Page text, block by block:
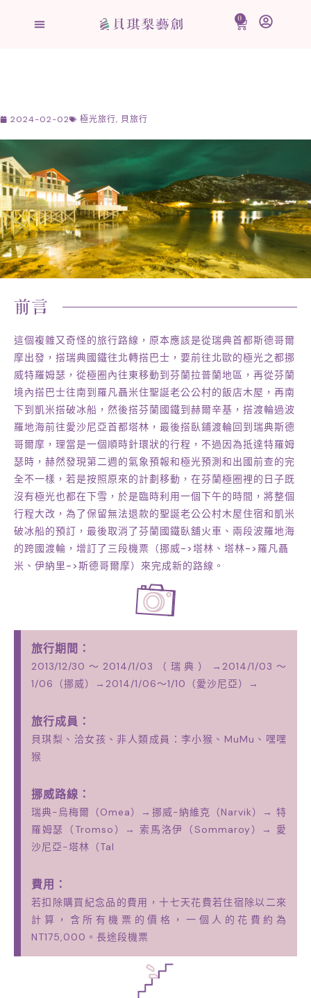
0
購
2024-02-02 極光旅行, 貝旅行
前言
這個複雜又奇怪的旅行路線，原本應該是從瑞典首都斯德哥爾
摩出發，搭瑞典國鐵往北轉搭巴士，要前往北歐的極光之都挪
威特羅姆瑟，從極圈內往東移動到芬蘭拉普蘭地區，再從芬蘭
境內搭巴士往南到羅凡聶米住聖誕老公公村的飯店木屋，再南
下到凱米搭破冰船，然後搭芬蘭國鐵到赫爾辛基，搭渡輪過波
羅地海前往愛沙尼亞首都塔林，最後搭臥鋪渡輪回到瑞典斯德
哥爾摩，理當是一個順時針環狀的行程，不過因為抵達特羅姆
瑟時，赫然發現第二週的氣象預報和極光預測和出國前查的完
全不一樣，若是按照原來的計劃移動，在芬蘭極圈裡的日子既
沒有極光也都在下雪，於是臨時利用一個下午的時間，將整個
行程大改，為了保留無法退款的聖誕老公公村木屋住宿和凱米
破冰船的預訂，最後取消了芬蘭國鐵臥舖火車、兩段波羅地海
的跨國渡輪，增訂了三段機票（挪威->塔林、塔林->羅凡聶
米、伊納里->斯德哥爾摩）來完成新的路線。
旅行期間：
2013/12/30～2014/1/03（瑞典）→2014/1/03～
1/06（挪威）→2014/1/06～1/10（愛沙尼亞）
旅行成員：
貝琪梨、洽女孩、非人類成員：李小猴、MuMu、嘿嘿
挪威路線：
瑞典-烏梅爾（Omea）→挪威-納維克（Narvik）→ 特
羅姆瑟（Tromso）→ 索馬洛伊（Sommaroy）→ 愛
費用：
若扣除購買紀念品的費用，十七天花費若住宿除以二來
計算，含所有機票的價格，一個人的花費約為
NT175,000。長途段機票為土耳其航空台北經香港、伊
斯坦堡轉機前往瑞典斯德哥爾摩，票價為